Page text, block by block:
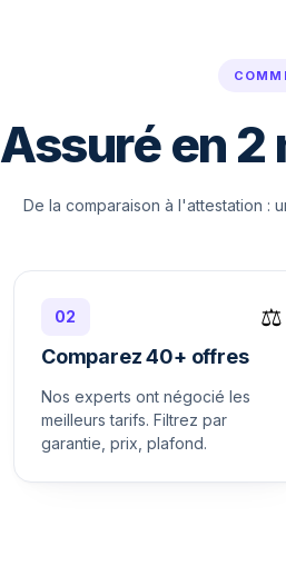
Assuré en
De la comparaison à l'attestation :
02 ⚖️
Comparez 40+ offres
Nos experts ont négocié les
meilleurs tarifs. Filtrez par
garantie, prix, plafond.